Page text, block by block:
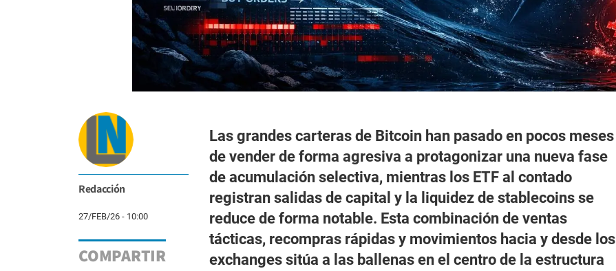
Redacción
27/FEB/26 - 10:00
COMPARTIR
Las grandes carteras de Bitcoin han pasado en pocos meses
de vender de forma agresiva a protagonizar una nueva fase
de acumulación selectiva, mientras los ETF al contado
registran salidas de capital y la liquidez de stablecoins se
reduce de forma notable. Esta combinación de ventas
tácticas, recompras rápidas y movimientos hacia y desde los
exchanges sitúa a las ballenas en el centro de la estructura